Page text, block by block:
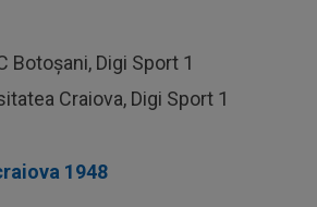
Botoşani, Digi Sport 1
Craiova, Digi Sport 1
1948